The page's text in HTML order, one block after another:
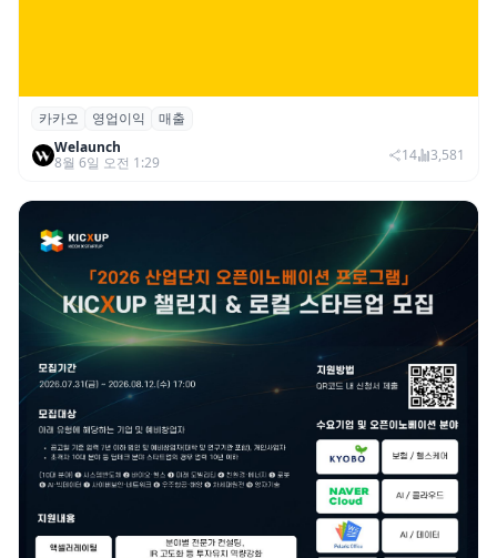
카카오, 2026년 2분기 매출 2조985억·영업
이익 2770억…역대 분기 최대
카카오 영업이익
매출
Welaunch
8월 6일 오전 1:29
14 3,581